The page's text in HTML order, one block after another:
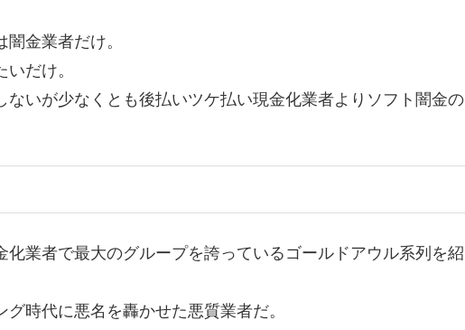
金業者だけ。
だけ。
ないが少なくとも後払いツケ払い現金化業者よりソフト闇金の
化業者で最大のグループを誇っているゴールドアウル系列を紹
時代に悪名を轟かせた悪質業者だ。